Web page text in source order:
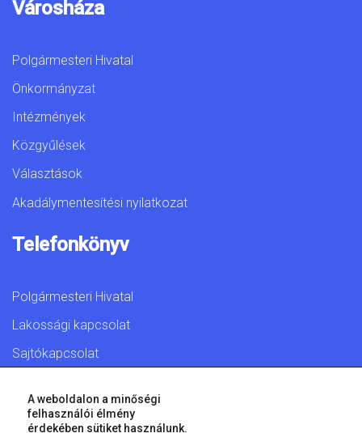
Városháza
Polgármesteri Hivatal
Önkormányzat
Intézmények
Közgyűlések
Választások
Akadálymentesítési nyilatkozat
Telefonkönyv
Polgármesteri Hivatal
Lakossági kapcsolat
Sajtókapcsolat
© 2026 Győr Megyei Jogú Város • Minden jog fenntartva!
A weboldalon a minőségi
felhasználói élmény
érdekében sütiket használunk.